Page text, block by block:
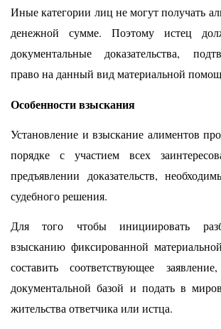
Иные категории лиц не могут получать
денежной сумме. Поэтому истец
документальные доказательства,
право на данный вид материальной
Особенности взыскания
Установление и взыскание алиментов
порядке с участием всех
предъявлении доказательств,
судебного решения.
Для того чтобы инициировать
взысканию фиксированной
составить соответствующее
документальной базой и подать в
жительства ответчика или истца.